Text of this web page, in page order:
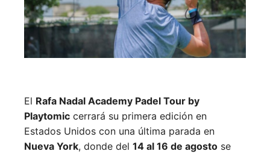
El Rafa Nadal Academy Padel Tour by
Playtomic cerrará su primera edición en
Estados Unidos con una última parada en
Nueva York, donde del 14 al 16 de agosto se